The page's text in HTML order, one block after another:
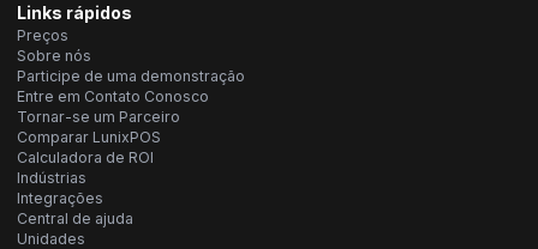
Links rápidos
Preços
Sobre nós
Participe de uma demonstração
Entre em Contato Conosco
Tornar-se um Parceiro
Comparar LunixPOS
Calculadora de ROI
Indústrias
Integrações
Central de ajuda
Unidades